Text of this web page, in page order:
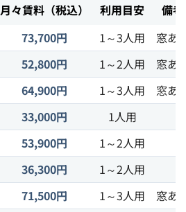
月々賃料（税込） 利用目安
備考
73,700円 1～3人用
窓あ
52,800円 1～2人用
窓あ
64,900円 1～3人用
窓あ
33,000円
1人用
53,900円
1～2人用
36,300円
1～2人用
71,500円 1～3人用
窓あ